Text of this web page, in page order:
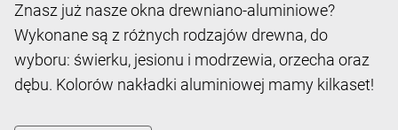
Znasz już nasze okna drewniano-aluminiowe?
Wykonane są z różnych rodzajów drewna, do
wyboru: świerku, jesionu i modrzewia, orzecha oraz
dębu. Kolorów nakładki aluminiowej mamy kilkaset!